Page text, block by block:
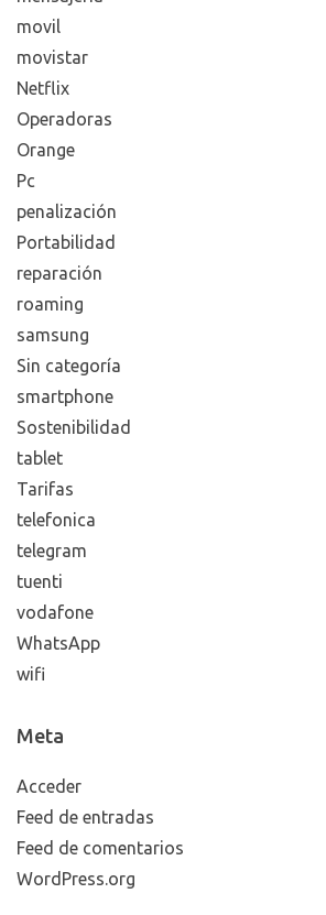
movil
movistar
Netflix
Operadoras
Orange
Pc
penalización
Portabilidad
reparación
roaming
samsung
Sin categoría
smartphone
Sostenibilidad
tablet
Tarifas
telefonica
telegram
tuenti
vodafone
WhatsApp
wifi
Meta
Acceder
Feed de entradas
Feed de comentarios
WordPress.org